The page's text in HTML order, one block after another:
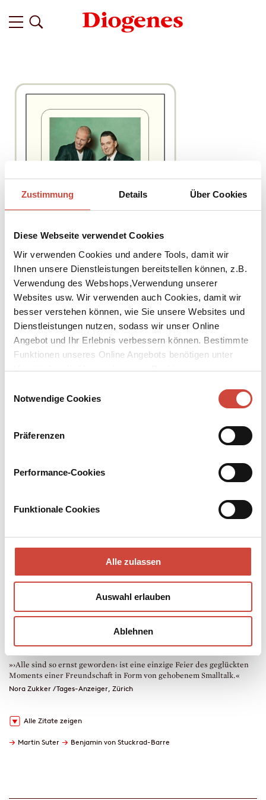
Zustimmung Details Über Cookies
Diese Webseite verwendet Cookies
Wir verwenden Cookies und andere Tools, damit wir
Ihnen unsere Dienstleistungen bereitstellen können, z.B.
Verwendung des Webshops,Verwendung unserer
Websites usw. Wir verwenden auch Cookies, damit wir
besser verstehen können, wie Sie unsere Websites und
Dienstleistungen nutzen, sodass wir unser Online
Angebot und Ihr Erlebnis verbessern können. Bestimmte
Funktionen unseres Online Angebots benötigen unter
Umständen die Verwendung von Cookies von
Notwendige Cookies
Präferenzen
Performance-Cookies
Funktionale Cookies
Alle zulassen
Auswahl erlauben
Ablehnen
Download Bilddatei ↘
Kaufen
Alle sind so ernst geworden
über: Badehosen, Glitzer, Äähm, Hochzeiten, LSD, Teufel, Gott,
eBook
978-3-257-61180-9
€ (D) 11.99 / sFr 15.00* / € (A) 11.99
Auch erhältlich als
Hörprobe
Leseprobe
Drucken
< >
»›Alle sind so ernst geworden‹ ist eine einzige Feier des geglückten
Moments einer Freundschaft in Form von gehobenem Smalltalk.«
Nora Zukker / Tages-Anzeiger, Zürich
Alle Zitate zeigen
→ Martin Suter → Benjamin von Stuckrad-Barre